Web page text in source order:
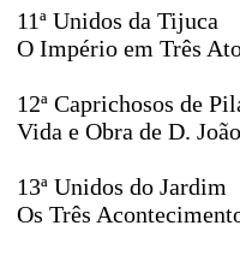
11ª Unidos da Tijuca
O Império em Três
12ª Caprichosos de
Vida e Obra de D.
13ª Unidos do Jardim
Os Três